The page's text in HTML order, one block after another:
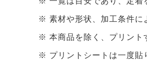
素材や形状、加工条件に
本商品を除く、プリント
プリントシートは一度貼